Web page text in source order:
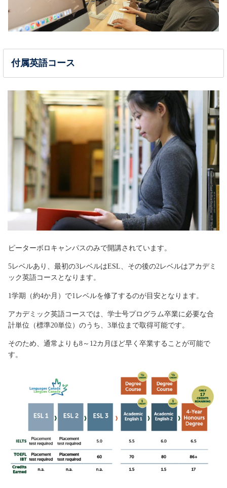
付属英語コース
ピーターボロキャンパスのみで開講されています。
5レベルあり、最初の3レベルはESL、その後の2レベルはアカデミ
ック英語コースとなります。
1学期（約4か月）で1レベルを修了するのが目安となります。
アカデミック英語コースでは、学士号プログラム卒業に必要な合
計単位（標準20単位）のうち、3単位まで取得可能です。
そのため、通常よりも8～12カ月ほど早く卒業することが可能で
す。